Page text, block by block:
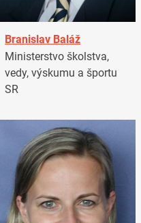
Branislav Baláž
Ministerstvo školstva,
vedy, výskumu a športu
SR